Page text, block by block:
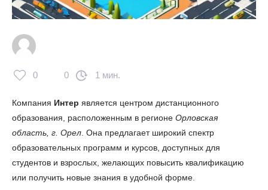
0 0 1 мин.
Компания Интер является центром дистанционного
образования, расположенным в регионе Орловская
область, г. Орел . Она предлагает широкий спектр
образовательных программ и курсов, доступных для
студентов и взрослых, желающих повысить квалификацию
или получить новые знания в удобной форме.